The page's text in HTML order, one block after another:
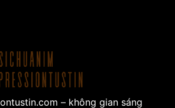
– không gian sáng